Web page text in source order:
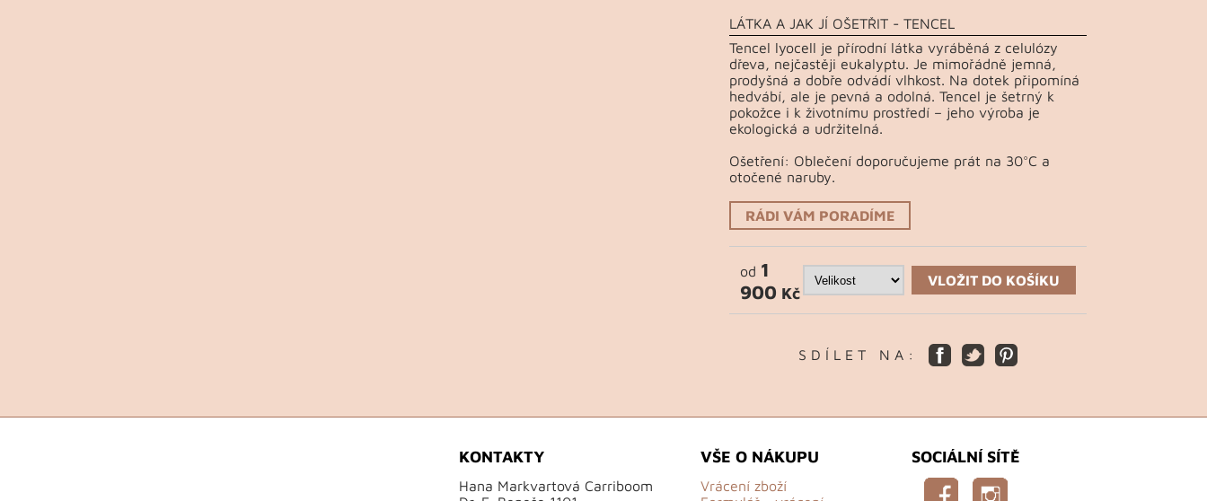
LÁTKA A JAK JÍ OŠETŘIT - TENCEL
Tencel lyocell je přírodní látka vyráběná z celulózy
dřeva, nejčastěji eukalyptu. Je mimořádně jemná,
prodyšná a dobře odvádí vlhkost. Na dotek připomíná
hedvábí, ale je pevná a odolná. Tencel je šetrný k
pokožce i k životnímu prostředí – jeho výroba je
ekologická a udržitelná.
Ošetření: Oblečení doporučujeme prát na 30°C a
otočené naruby.
RÁDI VÁM PORADÍME
od 1
900 Kč
VLOŽIT DO KOŠÍKU
S D Í L E T N A :
KONTAKTY
Hana Markvartová Carriboom
VŠE O NÁKUPU
Vrácení zboží
SOCIÁLNÍ SÍTĚ